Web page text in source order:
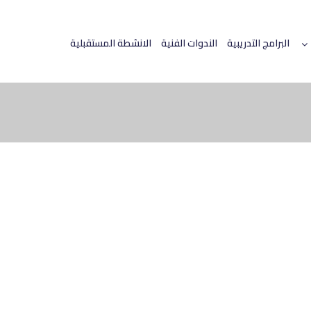
البرامج التدريبية الندوات الفنية الانشطة المستقبلية